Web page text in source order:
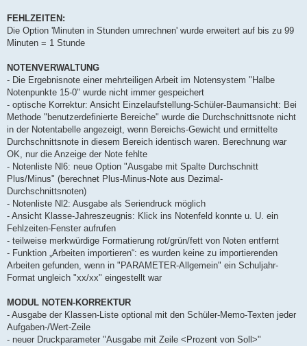
FEHLZEITEN:
Die Option 'Minuten in Stunden umrechnen' wurde erweitert auf bis zu 99
Minuten = 1 Stunde
NOTENVERWALTUNG
- Die Ergebnisnote einer mehrteiligen Arbeit im Notensystem "Halbe
Notenpunkte 15-0" wurde nicht immer gespeichert
- optische Korrektur: Ansicht Einzelaufstellung-Schüler-Baumansicht: Bei
Methode "benutzerdefinierte Bereiche" wurde die Durchschnittsnote nicht
in der Notentabelle angezeigt, wenn Bereichs-Gewicht und ermittelte
Durchschnittsnote in diesem Bereich identisch waren. Berechnung war
OK, nur die Anzeige der Note fehlte
- Notenliste Nl6: neue Option "Ausgabe mit Spalte Durchschnitt
Plus/Minus" (berechnet Plus-Minus-Note aus Dezimal-
Durchschnittsnoten)
- Notenliste Nl2: Ausgabe als Seriendruck möglich
- Ansicht Klasse-Jahreszeugnis: Klick ins Notenfeld konnte u. U. ein
Fehlzeiten-Fenster aufrufen
- teilweise merkwürdige Formatierung rot/grün/fett von Noten entfernt
- Funktion „Arbeiten importieren“: es wurden keine zu importierenden
Arbeiten gefunden, wenn in "PARAMETER-Allgemein" ein Schuljahr-
Format ungleich "xx/xx" eingestellt war
MODUL NOTEN-KORREKTUR
- Ausgabe der Klassen-Liste optional mit den Schüler-Memo-Texten jeder
Aufgaben-/Wert-Zeile
- neuer Druckparameter "Ausgabe mit Zeile <Prozent von Soll>"